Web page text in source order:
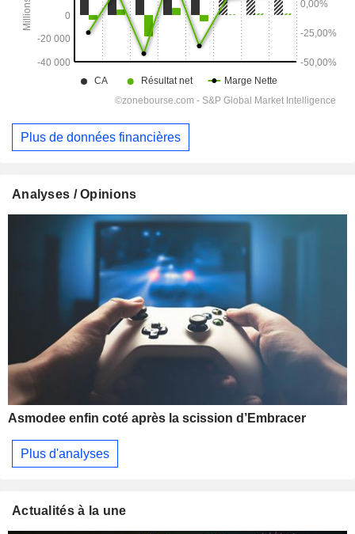
Plus de données financières
Analyses / Opinions
Asmodee enfin coté après la scission d’Embracer
Plus d'analyses
Actualités à la une